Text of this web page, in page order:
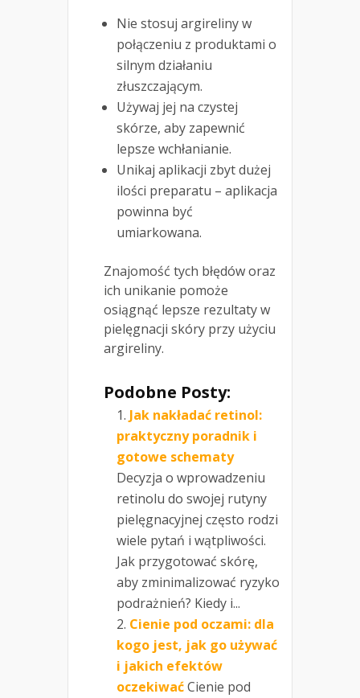
Nie stosuj argireliny w
połączeniu z produktami o
silnym działaniu
złuszczającym.
Używaj jej na czystej
skórze, aby zapewnić
lepsze wchłanianie.
Unikaj aplikacji zbyt dużej
ilości preparatu – aplikacja
powinna być
umiarkowana.
Znajomość tych błędów oraz
ich unikanie pomoże
osiągnąć lepsze rezultaty w
pielęgnacji skóry przy użyciu
argireliny.
Podobne Posty:
Jak nakładać retinol:
praktyczny poradnik i
gotowe schematy
Decyzja o wprowadzeniu
retinolu do swojej rutyny
pielęgnacyjnej często rodzi
wiele pytań i wątpliwości.
Jak przygotować skórę,
aby zminimalizować ryzyko
podrażnień? Kiedy i...
Cienie pod oczami: dla
kogo jest, jak go używać
i jakich efektów
oczekiwaćCienie pod